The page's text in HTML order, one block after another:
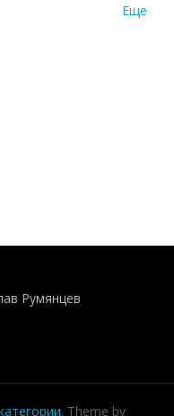
Еще
Румянцев
. Theme by